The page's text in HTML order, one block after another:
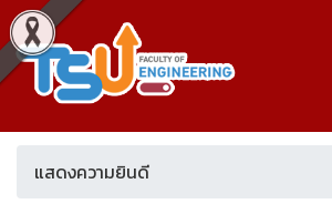
แสดงความยินดี